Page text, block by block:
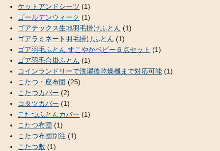
ケットアンドシーツ (1)
ゴールデンウィーク (1)
ゴアテックス生地羽毛掛けふとん (1)
ゴアラミネート羽毛掛けふとん (1)
ゴア羽毛ふとん すこやかベビー６点セット (1)
ゴア羽毛合掛ふとん (1)
コインランドリーで洗濯後乾燥機まで対応可能 (1)
こたつ・座布団 (25)
こたつカバー (2)
コタツカバー (1)
こたつふとんカバー (1)
こたつ布団 (1)
こたつ布団別注 (1)
こたつ敷 (1)